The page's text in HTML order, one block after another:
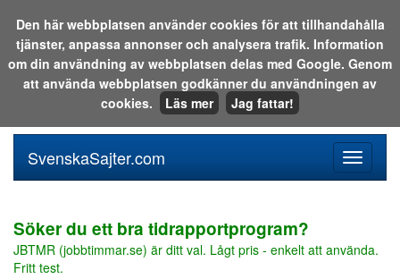
Sök i katalogen eller på webben:
meny
SvenskaSajter.com
Söker du ett bra tidrapportprogram?
JBTMR (jobbtimmar.se) är ditt val. Lågt pris - enkelt att använda.
Fritt test.
Den här webbplatsen använder cookies för att tillhandahålla
tjänster, anpassa annonser och analysera trafik. Information
om din användning av webbplatsen delas med Google. Genom
att använda webbplatsen godkänner du användningen av
cookies.
Läs mer Jag fattar!